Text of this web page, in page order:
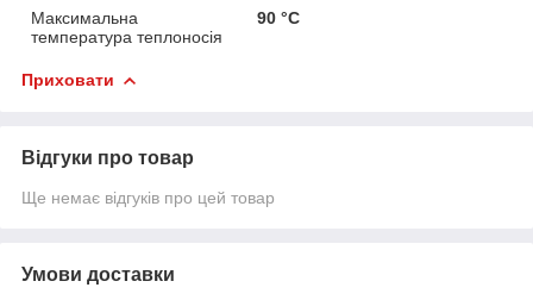
Максимальна
температура теплоносія
90 °C
Приховати
Відгуки про товар
Ще немає відгуків про цей товар
Умови доставки